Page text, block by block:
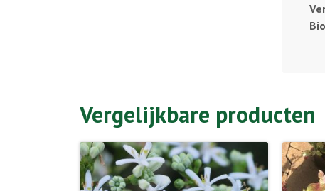
Vergelijkbare producten